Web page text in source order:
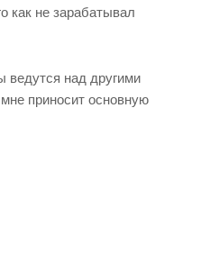
как не зарабатывал
над другими
приносит основную